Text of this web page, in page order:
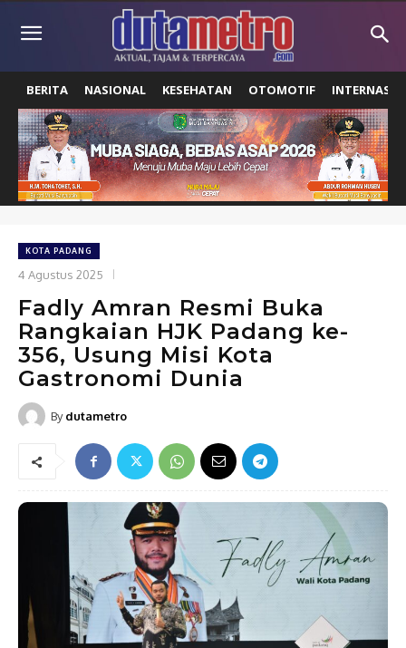
BERITA NASIONAL KESEHATAN OTOMOTIF
KOTA PADANG
4 Agustus 2025
Fadly Amran Resmi Buka
Rangkaian HJK Padang ke-
356, Usung Misi Kota
Gastronomi Dunia
By dutametro